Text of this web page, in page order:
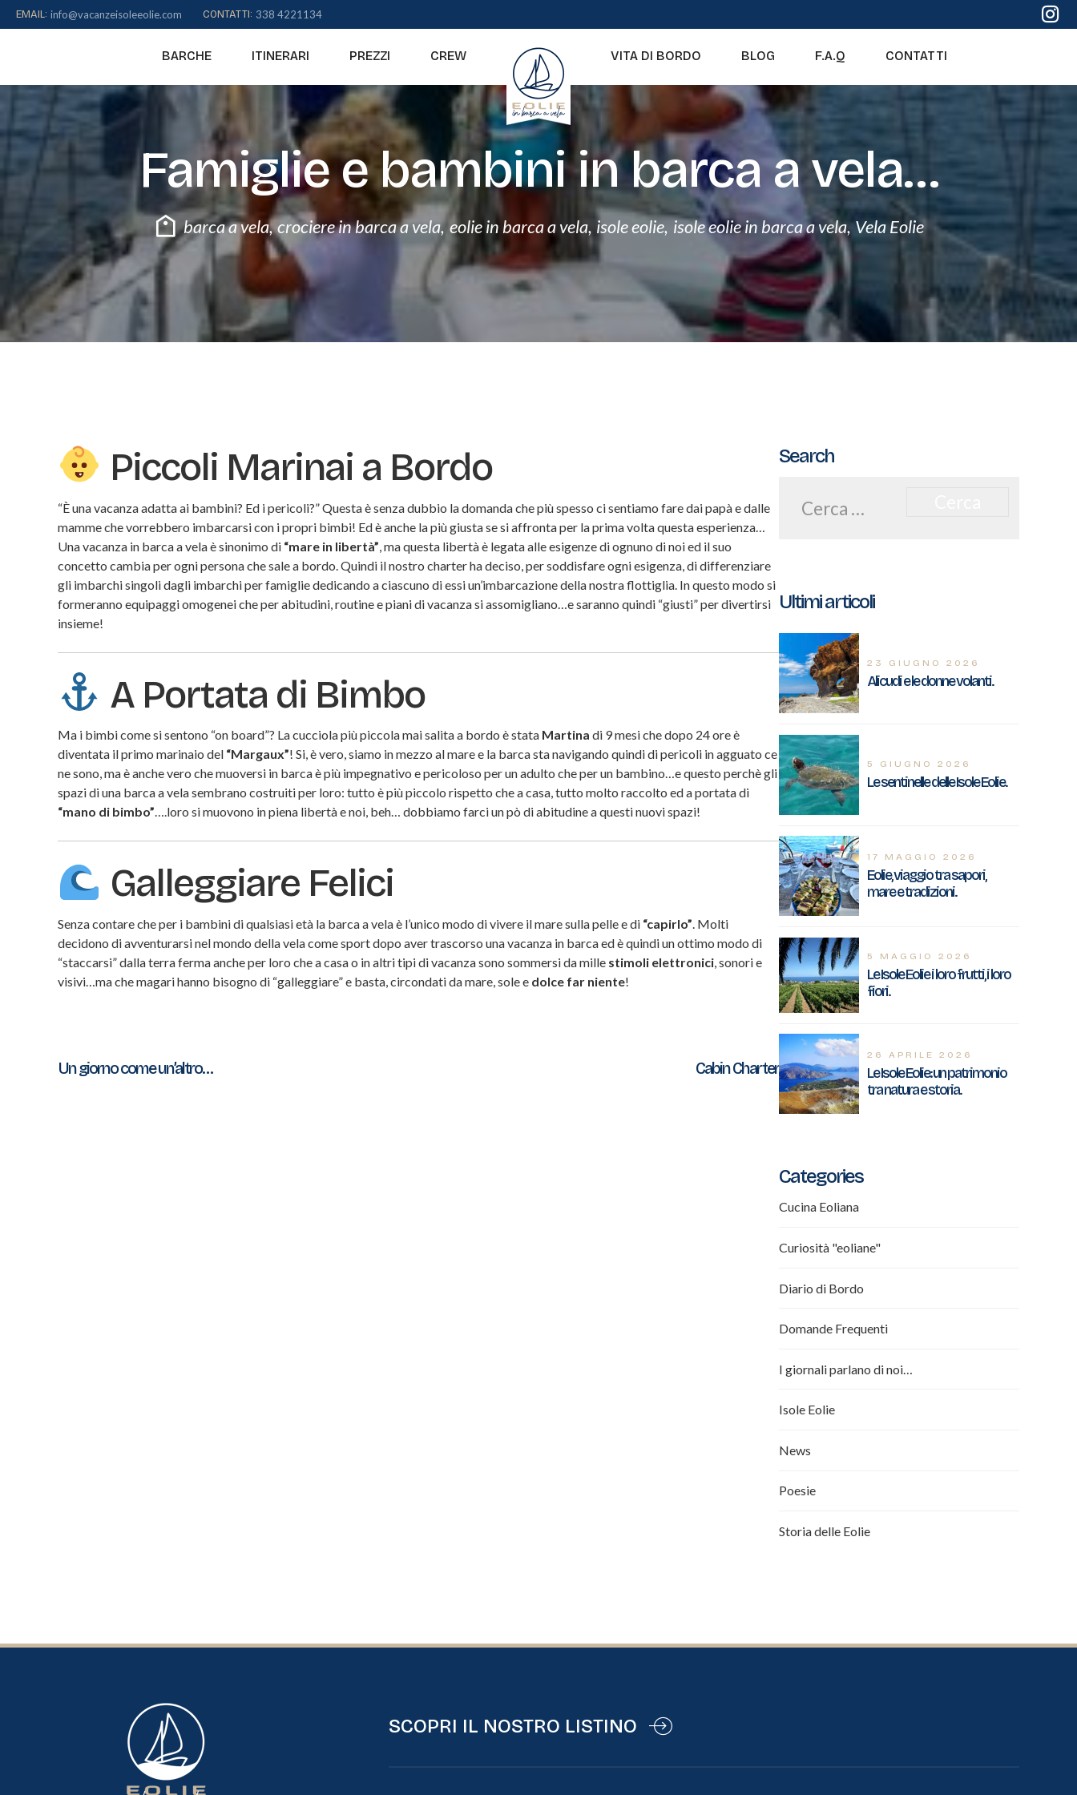
content
EMAIL: info@vacanzeisoleeolie.com CONTATTI: 338 4221134
BARCHE ITINERARI PREZZI CREW VITA DI BORDO BLOG F.A.Q CONTATTI
Famiglie e bambini in barca a vela…
barca a vela, crociere in barca a vela, eolie in barca a vela, isole eolie, isole eolie in barca a vela, Vela Eolie
Piccoli Marinai a Bordo
“È una vacanza adatta ai bambini? Ed i pericoli?” Questa è senza dubbio la domanda che più spesso ci sentiamo fare dai papà e dalle
mamme che vorrebbero imbarcarsi con i propri bimbi! Ed è anche la più giusta se si affronta per la prima volta questa esperienza…
Una vacanza in barca a vela è sinonimo di “mare in libertà” , ma questa libertà è legata alle esigenze di ognuno di noi ed il suo
concetto cambia per ogni persona che sale a bordo. Quindi il nostro charter ha deciso, per soddisfare ogni esigenza, di differenziare
gli imbarchi singoli dagli imbarchi per famiglie dedicando a ciascuno di essi un’imbarcazione della nostra flottiglia. In questo modo si
formeranno equipaggi omogenei che per abitudini, routine e piani di vacanza si assomigliano…e saranno quindi “giusti” per divertirsi
insieme!
A Portata di Bimbo
Ma i bimbi come si sentono “on board”? La cucciola più piccola mai salita a bordo è stata Martina di 9 mesi che dopo 24 ore è
diventata il primo marinaio del “Margaux”! Si, è vero, siamo in mezzo al mare e la barca sta navigando quindi di pericoli in agguato ce
ne sono, ma è anche vero che muoversi in barca è più impegnativo e pericoloso per un adulto che per un bambino…e questo perchè gli
spazi di una barca a vela sembrano costruiti per loro: tutto è più piccolo rispetto che a casa, tutto molto raccolto ed a portata di
“mano di bimbo”….loro si muovono in piena libertà e noi, beh… dobbiamo farci un pò di abitudine a questi nuovi spazi!
Galleggiare Felici
Senza contare che per i bambini di qualsiasi età la barca a vela è l’unico modo di vivere il mare sulla pelle e di “capirlo” . Molti
decidono di avventurarsi nel mondo della vela come sport dopo aver trascorso una vacanza in barca ed è quindi un ottimo modo di
“staccarsi” dalla terra ferma anche per loro che a casa o in altri tipi di vacanza sono sommersi da mille stimoli elettronici , sonori e
visivi…ma che magari hanno bisogno di “galleggiare” e basta, circondati da mare, sole e dolce far niente!
articoli
Un giorno come un’altro… Cabin Charter
Search
Ultimi articoli
23 GIUGNO 2026
Alicudi e le donne volanti.
5 GIUGNO 2026
Le sentinelle delle Isole Eolie.
17 MAGGIO 2026
Eolie, viaggio tra sapori,
mare e tradizioni.
5 MAGGIO 2026
Le Isole Eolie i loro frutti, i loro
fiori.
26 APRILE 2026
Le Isole Eolie: un patrimonio
tra natura e storia.
Categories
Cucina Eoliana
Curiosità "eoliane"
Diario di Bordo
Domande Frequenti
I giornali parlano di noi…
Isole Eolie
News
Poesie
Storia delle Eolie
SCOPRI IL NOSTRO LISTINO